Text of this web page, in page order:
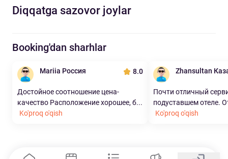
Diqqatga sazovor joylar
Booking'dan sharhlar
Mariia Россия 8.0
Достойное соотношение цена-
качество Расположение хорошее, б...
Ko'proq o'qish
Zhansultan
Почти отличный
подуставшем отеле.
Ko'proq o'qish